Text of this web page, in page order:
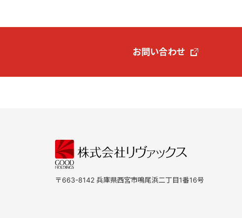
お問い合わせ
〒663-8142 兵庫県西宮市鳴尾浜二丁目1番16号